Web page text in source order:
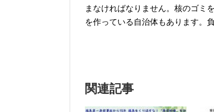
まなければなりません。核のゴミ
を作っている自治体もあります。
関連記事